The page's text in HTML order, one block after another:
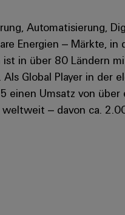
Automatisierung,
Energien – Märkte,
in über 80 Ländern
Global Player in der
einen Umsatz von
– davon ca.